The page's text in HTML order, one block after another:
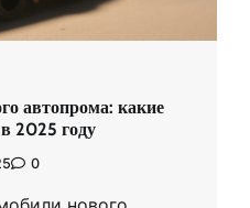
автопрома: какие
2025 году
0